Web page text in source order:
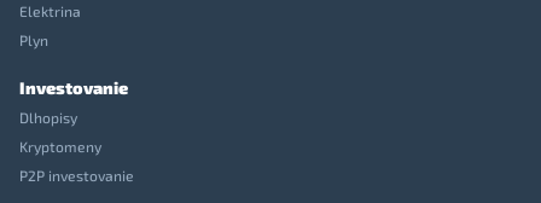
Elektrina
Plyn
Investovanie
Dlhopisy
Kryptomeny
P2P investovanie